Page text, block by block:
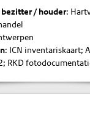
/ houder:
: ICN inventariskaart;
RKD